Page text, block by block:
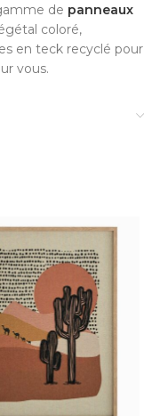
de panneaux
coloré,
en teck recyclé pour
vous.